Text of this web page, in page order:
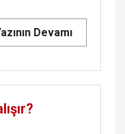
Devamı